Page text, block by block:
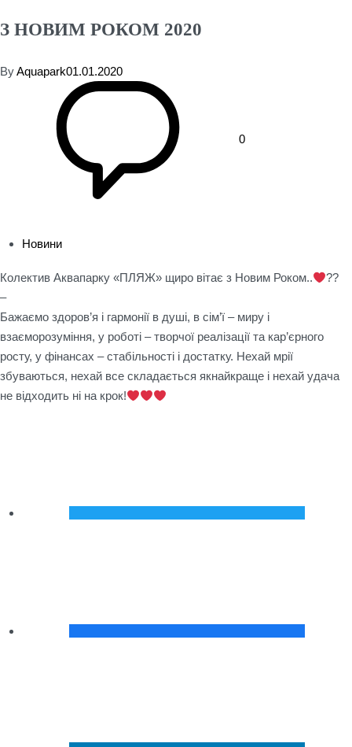
З НОВИМ РОКОМ 2020
ByAquapark01.01.2020
0
Новини
Колектив Аквапарку «ПЛЯЖ» щиро вітає з Новим Роком..
??
–
Бажаємо здоров’я і гармонії в душі, в сім’ї – миру і
взаєморозуміння, у роботі – творчої реалізації та кар’єрного
росту, у фінансах – стабільності і достатку. Нехай мрії
збуваються, нехай все складається якнайкраще і нехай удача
не відходить ні на крок!